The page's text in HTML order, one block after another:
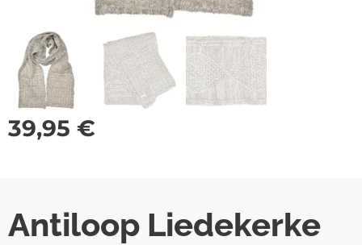
39,95 €
Antiloop Liedekerke